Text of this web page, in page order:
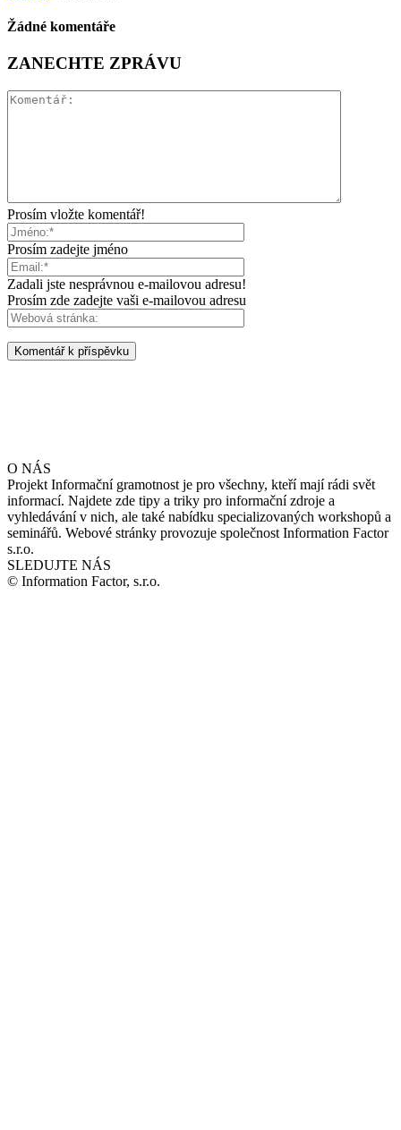
Žádné komentáře
ZANECHTE ZPRÁVU
Prosím vložte komentář!
Prosím zadejte jméno
Zadali jste nesprávnou e-mailovou adresu!
Prosím zde zadejte vaši e-mailovou adresu
O NÁS
Projekt Informační gramotnost je pro všechny, kteří mají rádi svět
informací. Najdete zde tipy a triky pro informační zdroje a
vyhledávání v nich, ale také nabídku specializovaných workshopů a
seminářů. Webové stránky provozuje společnost Information Factor
s.r.o.
SLEDUJTE NÁS
© Information Factor, s.r.o.